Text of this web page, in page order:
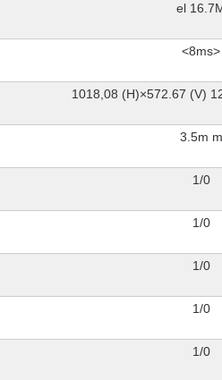
el
<8ms>
1018,08 (H)×572.67 (V)
3.5m m
1/0
1/0
1/0
1/0
1/0